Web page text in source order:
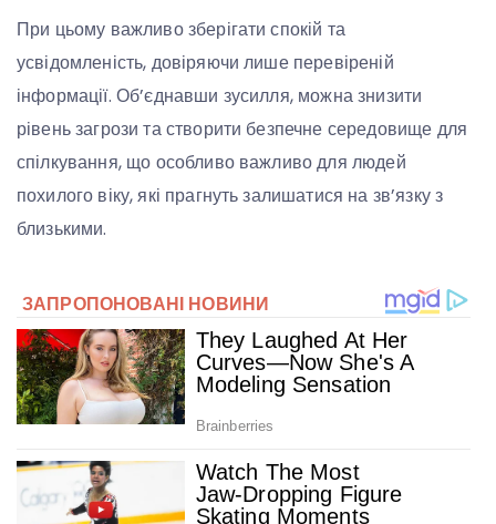
При цьому важливо зберігати спокій та
усвідомленість, довіряючи лише перевіреній
інформації. Об’єднавши зусилля, можна знизити
рівень загрози та створити безпечне середовище для
спілкування, що особливо важливо для людей
похилого віку, які прагнуть залишатися на зв’язку з
близькими.